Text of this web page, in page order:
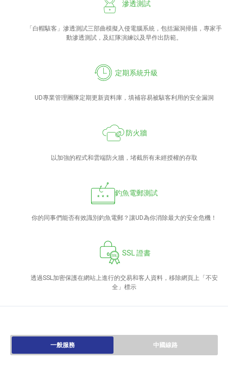
滲透測試
「白帽駭客」滲透測試三部曲模擬入侵電腦系統，包括漏洞掃描，專家手
動滲透測試，及紅隊演練以及早作出防範。
定期系統升級
UD專業管理團隊定期更新資料庫，填補容易被駭客利用的安全漏洞
防火牆
以加強的程式和雲端防火牆，堵截所有未經授權的存取
釣魚電郵測試
你的同事們能否有效識別釣魚電郵？讓UD為你消除最大的安全危機！
SSL 證書
透過SSL加密保護在網站上進行的交易和客人資料，移除網頁上「不安
全」標示
一般服務 中國線路